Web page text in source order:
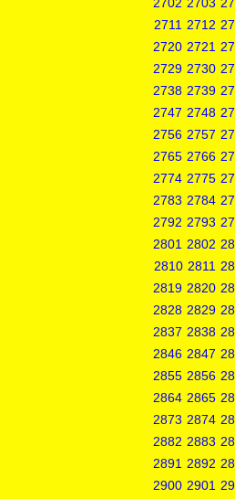
2711 2712
2720 2721
2729 2730
2738 2739
2747 2748
2756 2757
2765 2766
2774 2775
2783 2784
2792 2793
2801 2802
2810 2811
2819 2820
2828 2829
2837 2838
2846 2847
2855 2856
2864 2865
2873 2874
2882 2883
2891 2892
2900 2901